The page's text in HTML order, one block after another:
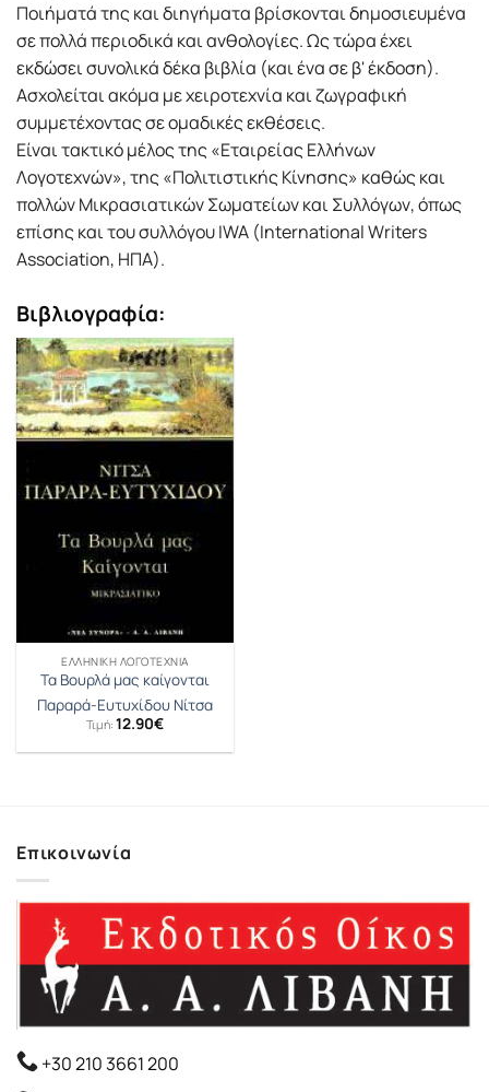
Ποιήματά της και διηγήματα βρίσκονται δημοσιευμένα
σε πολλά περιοδικά και ανθολογίες. Ως τώρα έχει
εκδώσει συνολικά δέκα βιβλία (και ένα σε β' έκδοση).
Ασχολείται ακόμα με χειροτεχνία και ζωγραφική
συμμετέχοντας σε ομαδικές εκθέσεις.
Είναι τακτικό μέλος της «Εταιρείας Ελλήνων
Λογοτεχνών», της «Πολιτιστικής Κίνησης» καθώς και
πολλών Μικρασιατικών Σωματείων και Συλλόγων, όπως
επίσης και του συλλόγου IWA (International Writers
Association, ΗΠΑ).
Βιβλιογραφία:
ΕΛΛΗΝΙΚΉ ΛΟΓΟΤΕΧΝΊΑ
Τα Βουρλά μας καίγονται
Παραρά-Ευτυχίδου Νίτσα
Τιμή: 12.90€
Επικοινωνία
+30 210 3661 200